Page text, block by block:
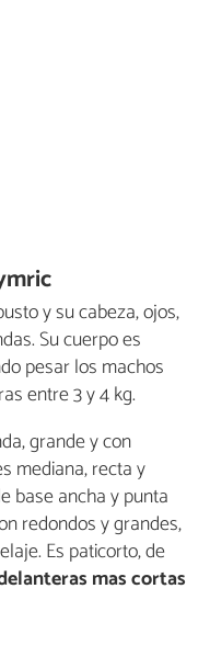
y su cabeza, ojos,
Su cuerpo es
pesar los machos
entre 3 y 4 kg.
grande y con
mediana, recta y
base ancha y punta
redondos y grandes,
Es paticorto, de
mas cortas